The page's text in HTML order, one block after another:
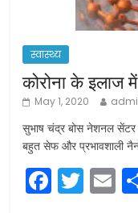
स्वास्थ्य
कोरोना के इलाज
May 1, 2020
सुभाष चंद्र बोस नेशनल
बहुत सेफ और प्रभावशाली
F T E